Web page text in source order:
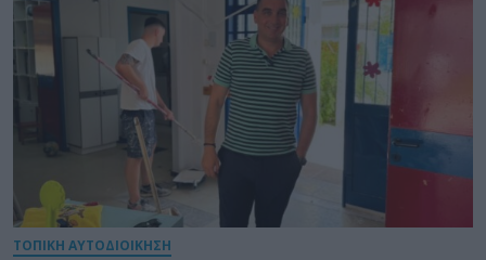
ΤΟΠΙΚΗ ΑΥΤΟΔΙΟΙΚΗΣΗ